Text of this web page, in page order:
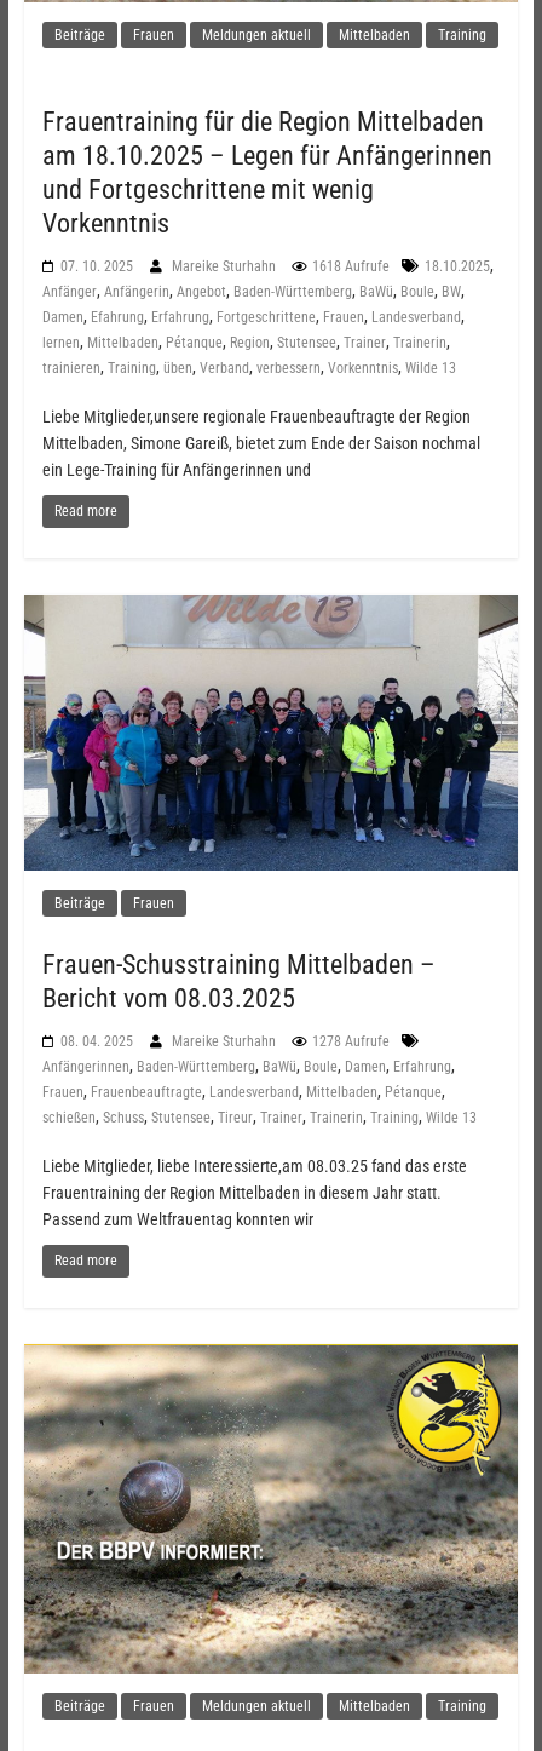
Beiträge Frauen Meldungen aktuell Mittelbaden Training
Frauentraining für die Region Mittelbaden
am 18.10.2025 – Legen für Anfängerinnen
und Fortgeschrittene mit wenig
Vorkenntnis
07. 10. 2025 Mareike Sturhahn 1618 Aufrufe 18.10.2025,
Anfänger, Anfängerin, Angebot, Baden-Württemberg, BaWü, Boule, BW,
Damen, Efahrung, Erfahrung, Fortgeschrittene, Frauen, Landesverband,
lernen, Mittelbaden, Pétanque, Region, Stutensee, Trainer, Trainerin,
trainieren, Training, üben, Verband, verbessern, Vorkenntnis, Wilde 13
Liebe Mitglieder,unsere regionale Frauenbeauftragte der Region
Mittelbaden, Simone Gareiß, bietet zum Ende der Saison nochmal
ein Lege-Training für Anfängerinnen und
Read more
Beiträge Frauen
Frauen-Schusstraining Mittelbaden –
Bericht vom 08.03.2025
08. 04. 2025 Mareike Sturhahn
1278 Aufrufe
Anfängerinnen, Baden-Württemberg, BaWü, Boule, Damen, Erfahrung,
Frauen, Frauenbeauftragte, Landesverband, Mittelbaden, Pétanque,
schießen, Schuss, Stutensee, Tireur, Trainer, Trainerin, Training, Wilde 13
Liebe Mitglieder, liebe Interessierte,am 08.03.25 fand das erste
Frauentraining der Region Mittelbaden in diesem Jahr statt.
Passend zum Weltfrauentag konnten wir
Read more
Beiträge Frauen Meldungen aktuell Mittelbaden Training